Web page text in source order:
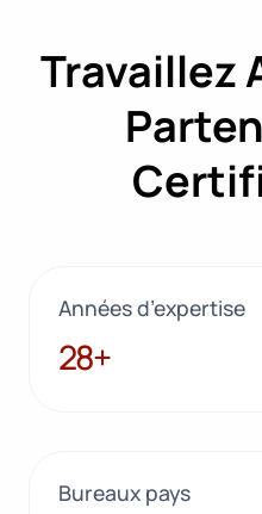
Travaillez
Années d’expertise
28+
28+
Bureaux pays